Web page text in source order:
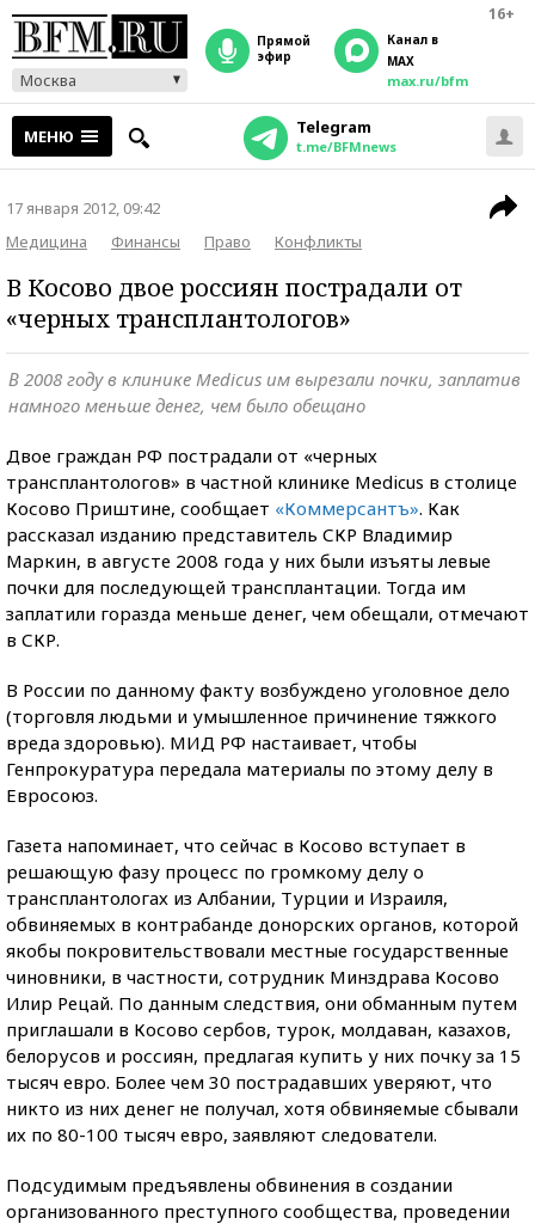
16+
Москва
прямой
эфир
Канал в
MAX
max.ru/bfm
МЕНЮ Telegram
t.me/BFMnews
17 января 2012, 09:42
Медицина
Финансы Право Конфликты
В Косово двое россиян пострадали от
«черных трансплантологов»
В 2008 году в клинике Medicus им вырезали почки, заплатив
намного меньше денег, чем было обещано
Двое граждан РФ пострадали от «черных
трансплантологов» в частной клинике Medicus в столице
Косово Приштине, сообщает «Коммерсантъ». Как
рассказал изданию представитель СКР Владимир
Маркин, в августе 2008 года у них были изъяты левые
почки для последующей трансплантации. Тогда им
заплатили горазда меньше денег, чем обещали, отмечают
в СКР.
В России по данному факту возбуждено уголовное дело
(торговля людьми и умышленное причинение тяжкого
вреда здоровью). МИД РФ настаивает, чтобы
Генпрокуратура передала материалы по этому делу в
Евросоюз.
Газета напоминает, что сейчас в Косово вступает в
решающую фазу процесс по громкому делу о
трансплантологах из Албании, Турции и Израиля,
обвиняемых в контрабанде донорских органов, которой
якобы покровительствовали местные государственные
чиновники, в частности, сотрудник Минздрава Косово
Илир Рецай. По данным следствия, они обманным путем
приглашали в Косово сербов, турок, молдаван, казахов,
белорусов и россиян, предлагая купить у них почку за 15
тысяч евро. Более чем 30 пострадавших уверяют, что
никто из них денег не получал, хотя обвиняемые сбывали
их по 80-100 тысяч евро, заявляют следователи.
Подсудимым предъявлены обвинения в создании
организованного преступного сообщества, проведении